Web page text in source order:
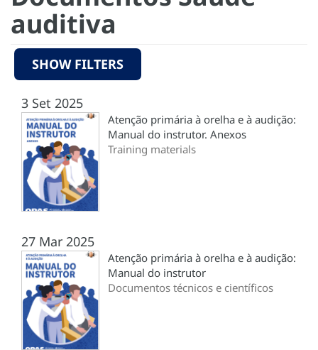
auditiva
SHOW FILTERS
3 Set 2025
Atenção primária à orelha e à audição:
Manual do instrutor. Anexos
Training materials
27 Mar 2025
Atenção primária à orelha e à audição:
Manual do instrutor
Documentos técnicos e científicos